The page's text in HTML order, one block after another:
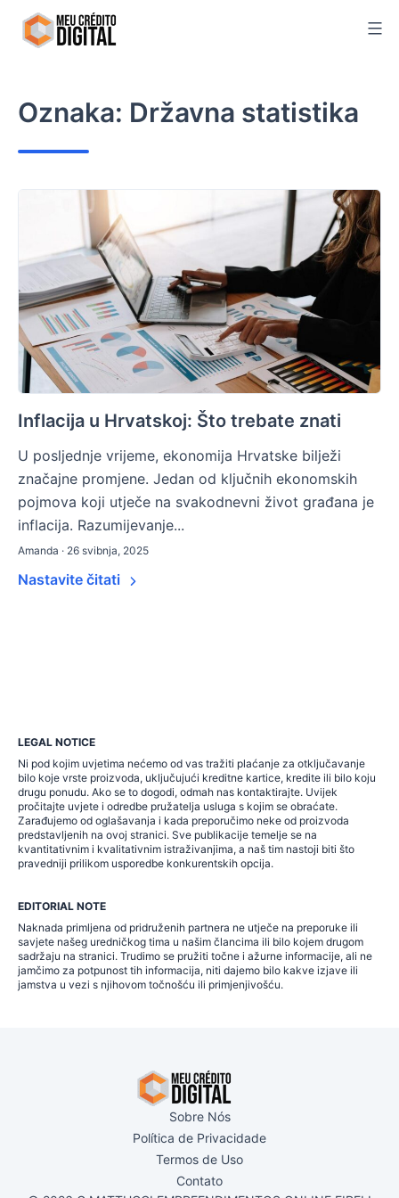
Skip
Oznaka: Državna statistika
Inflacija u Hrvatskoj: Što trebate znati
U posljednje vrijeme, ekonomija Hrvatske bilježi
značajne promjene. Jedan od ključnih ekonomskih
pojmova koji utječe na svakodnevni život građana je
inflacija. Razumijevanje...
Amanda · 26 svibnja, 2025
Nastavite čitati
LEGAL NOTICE
Ni pod kojim uvjetima nećemo od vas tražiti plaćanje za otključavanje
bilo koje vrste proizvoda, uključujući kreditne kartice, kredite ili bilo koju
drugu ponudu. Ako se to dogodi, odmah nas kontaktirajte. Uvijek
pročitajte uvjete i odredbe pružatelja usluga s kojim se obraćate.
Zarađujemo od oglašavanja i kada preporučimo neke od proizvoda
predstavljenih na ovoj stranici. Sve publikacije temelje se na
kvantitativnim i kvalitativnim istraživanjima, a naš tim nastoji biti što
pravedniji prilikom usporedbe konkurentskih opcija.
EDITORIAL NOTE
Naknada primljena od pridruženih partnera ne utječe na preporuke ili
savjete našeg uredničkog tima u našim člancima ili bilo kojem drugom
sadržaju na stranici. Trudimo se pružiti točne i ažurne informacije, ali ne
jamčimo za potpunost tih informacija, niti dajemo bilo kakve izjave ili
jamstva u vezi s njihovom točnošću ili primjenjivošću.
Sobre Nós
Política de Privacidade
Termos de Uso
Contato